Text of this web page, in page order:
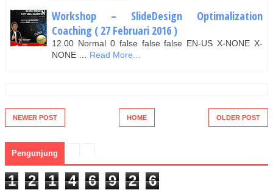
Workshop – SlideDesign Optimalization
Coaching ( 27 Februari 2016 )
12.00 Normal 0 false false false EN-US X-NONE X-
NONE …
Read More...
NEWER POST OLDER POST
HOME
Pengunjung
1 2 1 4 6 9 2 6